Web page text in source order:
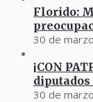
Florido:
30 de
¡CON
30 de